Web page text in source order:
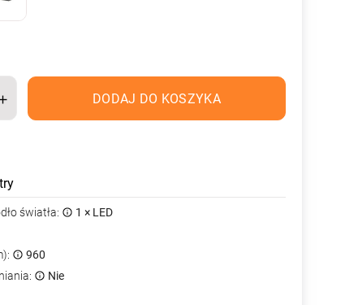
DODAJ DO KOSZYKA
światła:
1 × LED
960
Nie